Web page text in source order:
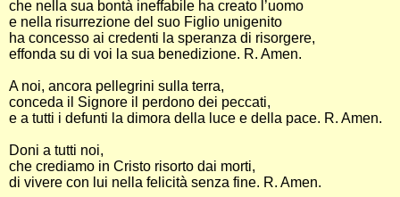
che nella sua bontà ineffabile ha creato l’uomo
e nella risurrezione del suo Figlio unigenito
ha concesso ai credenti la speranza di risorgere,
effonda su di voi la sua benedizione. R. Amen.
A noi, ancora pellegrini sulla terra,
conceda il Signore il perdono dei peccati,
e a tutti i defunti la dimora della luce e della pace. R. Amen.
Doni a tutti noi,
che crediamo in Cristo risorto dai morti,
di vivere con lui nella felicità senza fine. R. Amen.